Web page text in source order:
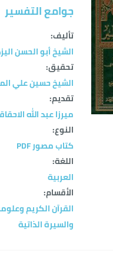
جوامع التفسير
تأليف:
الشيخ أبو الحسن
تحقيق:
الشيخ حسين علي
تقديم:
ميرزا عبد الله
النوع:
كتاب مصور PDF
اللغة:
العربية
الأقسام:
القرآن الكريم
والسيرة الذاتية